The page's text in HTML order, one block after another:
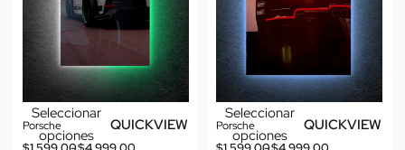
Seleccionar
opciones
QUICKVIEW
Porsche
Seleccionar
opciones
QUICKVIEW
Porsche